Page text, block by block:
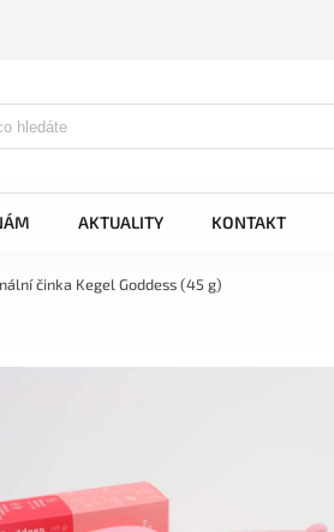
AKTUALITY KONTAKT
činka Kegel Goddess (45 g)